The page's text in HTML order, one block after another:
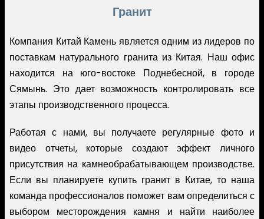
Гранит
Компания Китай Камень является одним из лидеров по
поставкам натурального гранита из Китая. Наш офис
находится на юго-востоке Поднебесной, в городе
Сямынь. Это дает возможность контролировать все
этапы производственного процесса.
Работая с нами, вы получаете регулярные фото и
видео отчеты, которые создают эффект личного
присутствия на камнеобрабатывающем производстве.
Если вы планируете купить гранит в Китае, то наша
команда профессионалов поможет вам определиться с
выбором месторождения камня и найти наиболее